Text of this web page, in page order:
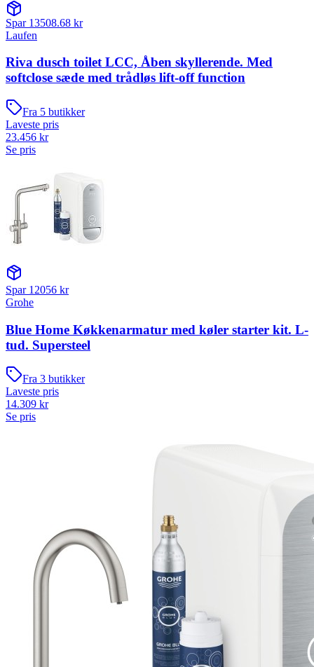
Spar 13508.68 kr
Laufen
Riva dusch toilet LCC, Åben skyllerende. Med
softclose sæde med trådløs lift-off function
Fra 5 butikker
Laveste pris
23.456 kr
Se pris
Spar 12056 kr
Grohe
Blue Home Køkkenarmatur med køler starter kit. L-
tud. Supersteel
Fra 3 butikker
Laveste pris
14.309 kr
Se pris